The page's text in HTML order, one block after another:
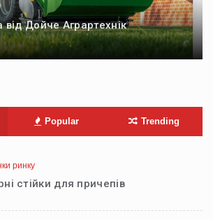
від Дойче Аграртехнік
Popular Trending
ринку
стійки для причепів